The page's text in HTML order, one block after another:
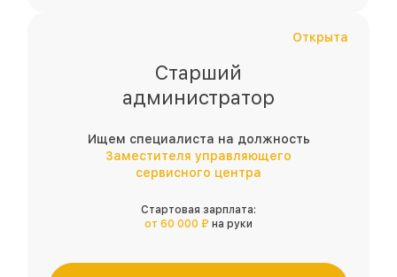
Открыта
Старший
администратор
Ищем специалиста на должность
Заместителя управляющего
сервисного центра
Стартовая зарплата:
от 60 000 ₽ на руки